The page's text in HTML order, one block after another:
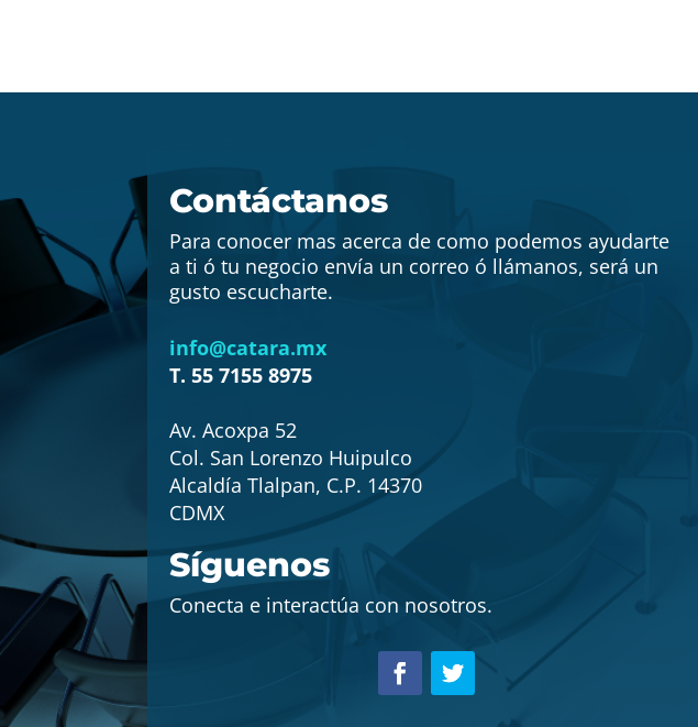
Contáctanos
Para conocer mas acerca de como podemos ayudarte
a ti ó tu negocio envía un correo ó llámanos, será un
gusto escucharte.
info@catara.mx
T. 55 7155 8975
Av. Acoxpa 52
Col. San Lorenzo Huipulco
Alcaldía Tlalpan, C.P. 14370
CDMX
Síguenos
Conecta e interactúa con nosotros.